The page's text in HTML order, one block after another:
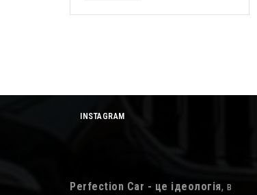
INSTAGRAM
Perfection Car - це ідеологія, в